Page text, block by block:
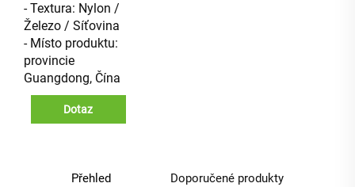
- Textura: Nylon /
Železo / Síťovina
- Místo produktu:
provincie
Guangdong, Čína
Dotaz
Přehled Doporučené produkty